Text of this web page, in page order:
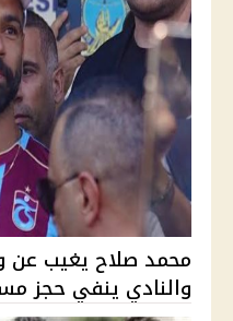
محمد صلاح يغيب عن
والنادي ينفي حجز